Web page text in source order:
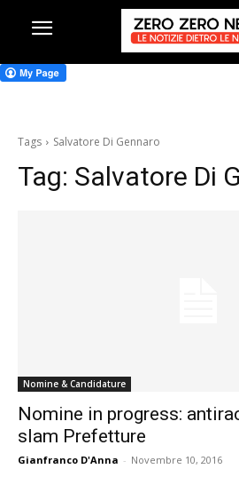
Tags Salvatore Di Gennaro
Tag: Salvatore Di
Nomine & Candidature
Nomine in progress:
slam Prefetture
Gianfranco D'Anna - Novembre 10, 2016